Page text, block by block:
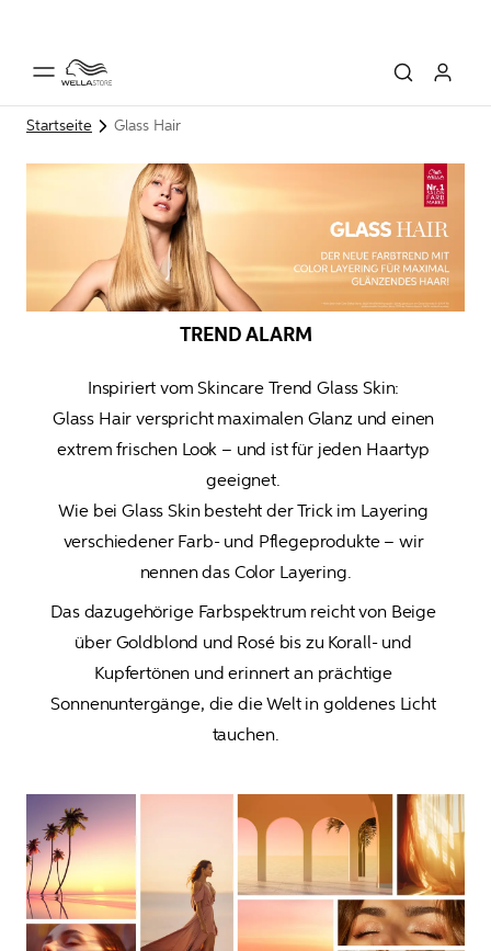
Startseite Glass Hair
TREND ALARM
Inspiriert vom Skincare Trend Glass Skin:
Glass Hair verspricht maximalen Glanz und einen
extrem frischen Look – und ist für jeden Haartyp
geeignet.
Wie bei Glass Skin besteht der Trick im Layering
verschiedener Farb- und Pflegeprodukte – wir
Das dazugehörige Farbspektrum reicht von Beige
über Goldblond und Rosé bis zu Korall- und
Kupfertönen und erinnert an prächtige
Sonnenuntergänge, die die Welt in goldenes Licht
tauchen.